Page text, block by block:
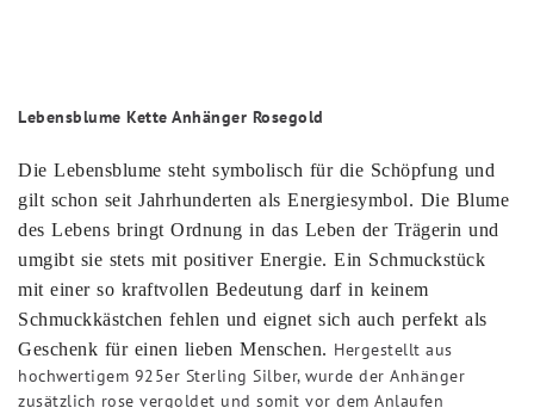
Lebensblume Kette Anhänger Rosegold
Die Lebensblume steht symbolisch für die Schöpfung und
gilt schon seit Jahrhunderten als Energiesymbol. Die Blume
des Lebens bringt Ordnung in das Leben der Trägerin und
umgibt sie stets mit positiver Energie. Ein Schmuckstück
mit einer so kraftvollen Bedeutung darf in keinem
Schmuckkästchen fehlen und eignet sich auch perfekt als
Geschenk für einen lieben Menschen. Hergestellt aus
hochwertigem 925er Sterling Silber, wurde der Anhänger
zusätzlich rose vergoldet und somit vor dem Anlaufen